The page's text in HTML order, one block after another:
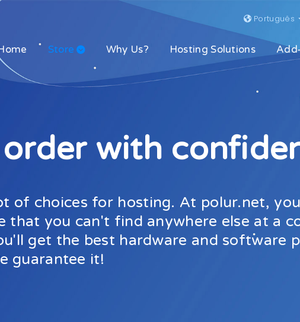
Português
Store Why Us? Hosting Solutions
order with
of choices for hosting. At polur.net,
that you can't find anywhere else at a
get the best hardware and software
guarantee it!